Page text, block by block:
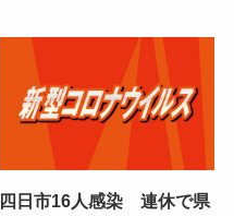
四日市16人感染 連休で県